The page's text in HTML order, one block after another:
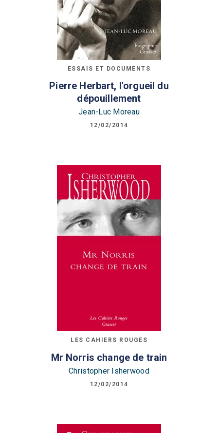
ESSAIS ET DOCUMENTS
Pierre Herbart, l'orgueil du
dépouillement
Jean-Luc Moreau
12/02/2014
LES CAHIERS ROUGES
Mr Norris change de train
Christopher Isherwood
12/02/2014